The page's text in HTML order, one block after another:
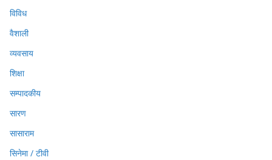
विविध
वैशाली
व्यवसाय
शिक्षा
सम्पादकीय
सारण
सासाराम
सिनेमा / टीवी